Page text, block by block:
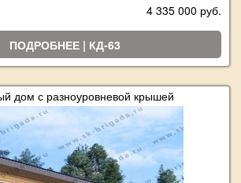
4 335 000 руб.
ПОДРОБНЕЕ | КД-63
дом с разноуровневой крышей